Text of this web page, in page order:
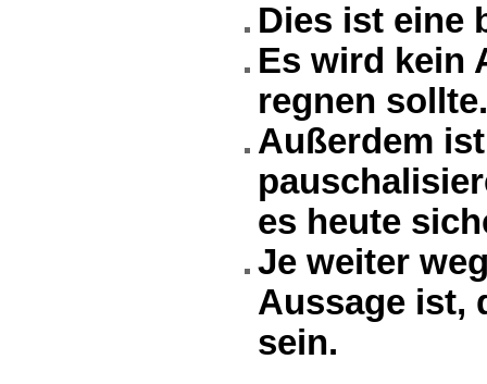
Dies ist eine
Es wird kein
regnen sollte.
Außerdem
es heute
Je weiter
Aussage ist,
sein.